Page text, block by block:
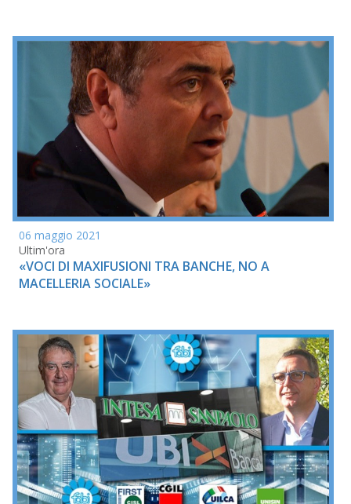
06 maggio 2021
Ultim'ora
«VOCI DI MAXIFUSIONI TRA BANCHE, NO A
MACELLERIA SOCIALE»